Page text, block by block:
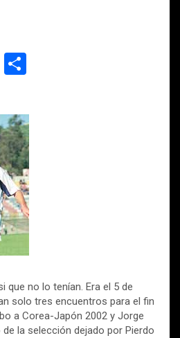
W
m
p
ar
tir
que no lo tenían. Era el 5 de
solo tres encuentros para el fin
a Corea-Japón 2002 y Jorge
la selección dejado por Pierdo